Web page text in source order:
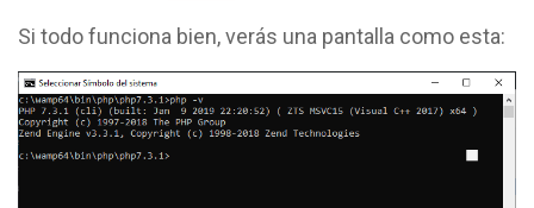
Si todo funciona bien, verás una pantalla como esta: